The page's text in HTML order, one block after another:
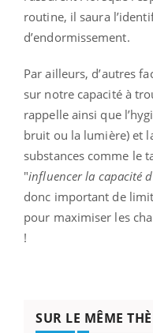
routine, il saura
d’endormissement.
Par ailleurs, d’autres
sur notre capacité à
rappelle ainsi que
bruit ou la lumière) et
substances comme le
"influencer la capacité
donc important de
pour maximiser les
!
SUR LE MÊME